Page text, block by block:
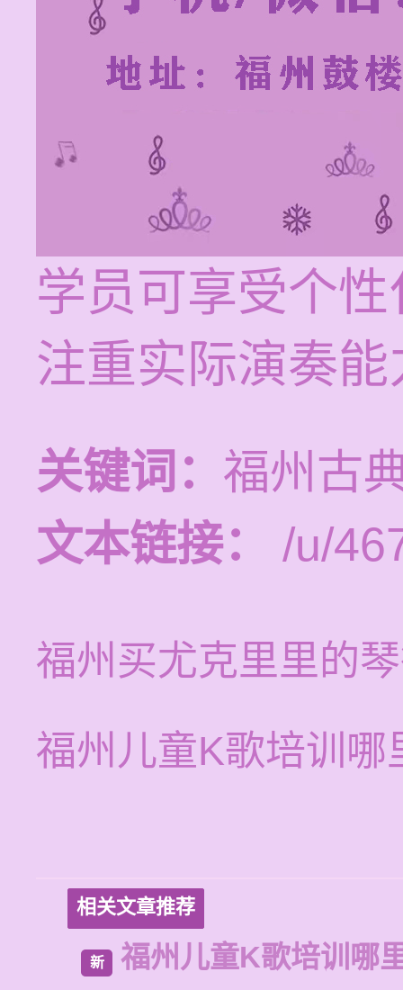
学员可享受个
注重实际演奏
关键词： 福州古
文本链接：
/u/
福州买尤克里里的
福州儿童K歌培训哪
相关文章推荐
新 福州儿童K歌培训哪